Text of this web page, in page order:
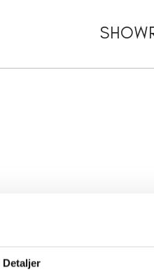
Detaljer